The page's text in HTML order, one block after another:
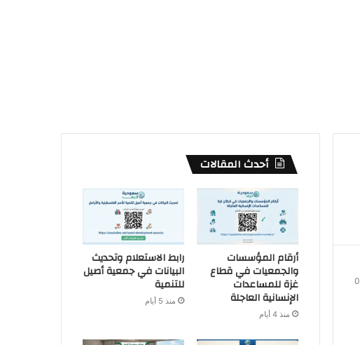
0
أحدث المقالات
أرقام المؤسسات
والجمعيات في قطاع
غزة للمساعدات
الإنسانية العاجلة
منذ 4 أيام
رابط الاستعلام وتحديث
البيانات في جمعية أصيل
للتنمية
منذ 5 أيام